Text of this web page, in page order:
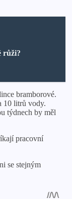
růži?
bramborové.
10 litrů vody.
týdnech by měl
pracovní
se stejným